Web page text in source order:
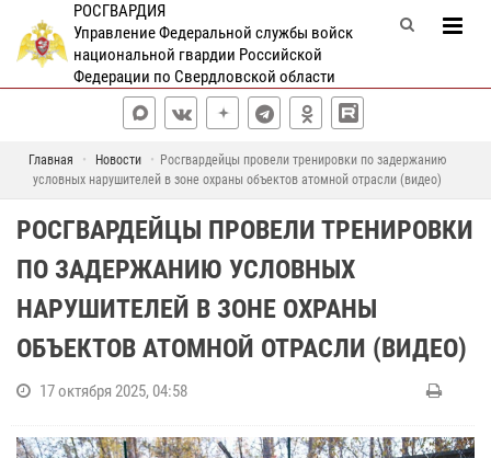
РОСГВАРДИЯ
Управление Федеральной службы войск
национальной гвардии Российской
Федерации по Свердловской области
Главная Новости
Росгвардейцы провели тренировки по задержанию
условных нарушителей в зоне охраны объектов атомной отрасли (видео)
РОСГВАРДЕЙЦЫ ПРОВЕЛИ ТРЕНИРОВКИ
ПО ЗАДЕРЖАНИЮ УСЛОВНЫХ
НАРУШИТЕЛЕЙ В ЗОНЕ ОХРАНЫ
ОБЪЕКТОВ АТОМНОЙ ОТРАСЛИ (ВИДЕО)
17 октября 2025, 04:58